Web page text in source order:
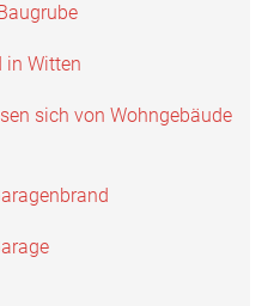
in Witten
sich von Wohngebäude